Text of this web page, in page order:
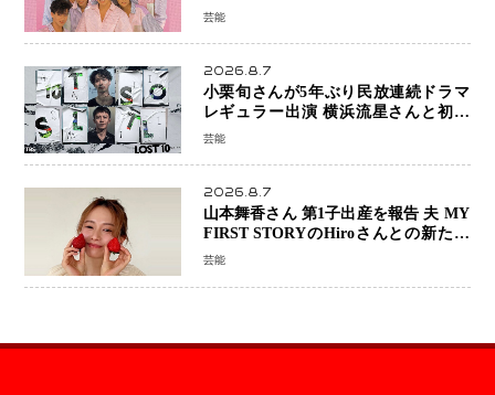
へ 40周年へ向け1年間で全作品を順次
芸能
2026.8.7
小栗旬さんが5年ぶり民放連続ドラマ
レギュラー出演 横浜流星さんと初共
演『LOST10』で異色バディ結成
芸能
2026.8.7
山本舞香さん 第1子出産を報告 夫 MY
FIRST STORYのHiroさんとの新たな
家族生活「母子ともに健康」
芸能